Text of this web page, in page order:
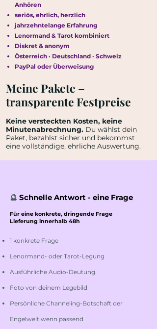
Anhören
seriös, ehrlich, herzlich
jahrzehntelange Erfahrung
Lenormand & Tarot kombiniert
Diskret & anonym
Österreich · Deutschland · Schweiz
PayPal oder Überweisung
Meine Pakete –
transparente Festpreise
Keine versteckten Kosten, keine
Minutenabrechnung. Du wählst dein
Paket, bezahlst sicher und bekommst
eine vollständige, ehrliche Auswertung.
🔮 Schnelle Antwort - eine Frage
Für eine konkrete, dringende Frage
Lieferung innerhalb 48h
1 konkrete Frage
Lenormand- oder Tarot-Legung
Ausführliche Audio-Deutung
Foto von deinem Legebild
Persönliche Channeling-Botschaft der
Engelwelt wenn passend